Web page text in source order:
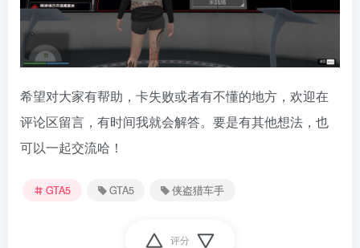
希望对大家有帮助，卡失败或者有不懂的地方，欢迎在
评论区留言，有时间我就会解答。要是有其他想法，也
可以一起交流哈！
GTA5 GTA5 侠盗猎车手
评分